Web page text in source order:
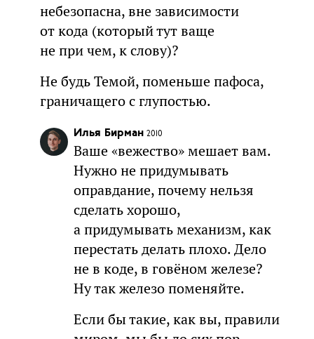
небезопасна, вне зависимости
от кода (который тут ваще
не при чем, к слову)?
Не будь Темой, поменьше пафоса,
граничащего с глупостью.
Илья Бирман 2010
Ваше «вежество» мешает вам.
Нужно не придумывать
оправдание, почему нельзя
сделать хорошо,
а придумывать механизм, как
перестать делать плохо. Дело
не в коде, в говёном железе?
Ну так железо поменяйте.
Если бы такие, как вы, правили